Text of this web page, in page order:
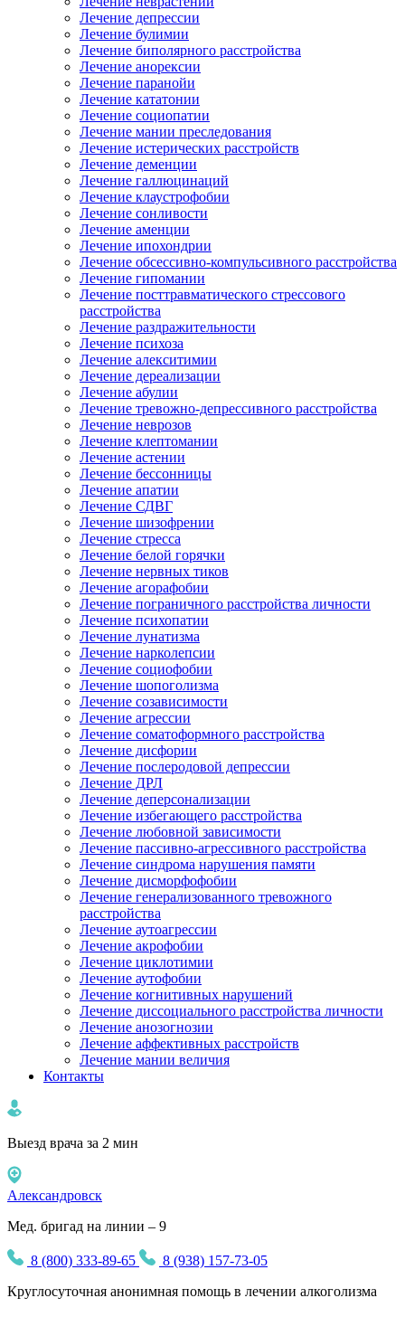
Лечение депрессии
Лечение булимии
Лечение биполярного расстройства
Лечение анорексии
Лечение паранойи
Лечение кататонии
Лечение социопатии
Лечение мании преследования
Лечение истерических расстройств
Лечение деменции
Лечение галлюцинаций
Лечение клаустрофобии
Лечение сонливости
Лечение аменции
Лечение ипохондрии
Лечение обсессивно-компульсивного расстройства
Лечение гипомании
Лечение посттравматического стрессового
расстройства
Лечение раздражительности
Лечение психоза
Лечение алекситимии
Лечение дереализации
Лечение абулии
Лечение тревожно-депрессивного расстройства
Лечение неврозов
Лечение клептомании
Лечение астении
Лечение бессонницы
Лечение апатии
Лечение СДВГ
Лечение шизофрении
Лечение стресса
Лечение белой горячки
Лечение нервных тиков
Лечение агорафобии
Лечение пограничного расстройства личности
Лечение психопатии
Лечение лунатизма
Лечение нарколепсии
Лечение социофобии
Лечение шопоголизма
Лечение созависимости
Лечение агрессии
Лечение соматоформного расстройства
Лечение дисфории
Лечение послеродовой депрессии
Лечение ДРЛ
Лечение деперсонализации
Лечение избегающего расстройства
Лечение любовной зависимости
Лечение пассивно-агрессивного расстройства
Лечение синдрома нарушения памяти
Лечение дисморфофобии
Лечение генерализованного тревожного
расстройства
Лечение аутоагрессии
Лечение акрофобии
Лечение циклотимии
Лечение аутофобии
Лечение когнитивных нарушений
Лечение диссоциального расстройства личности
Лечение анозогнозии
Лечение аффективных расстройств
Лечение мании величия
Контакты
Выезд врача за 2 мин
Александровск
Мед. бригад на линии – 9
8 (800) 333-89-65
8 (938) 157-73-05
Круглосуточная анонимная помощь в лечении алкоголизма